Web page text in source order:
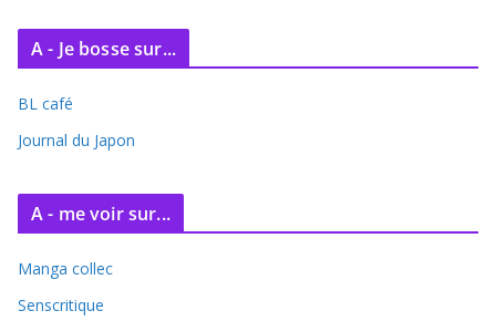
A - Je bosse sur...
BL café
Journal du Japon
A - me voir sur...
Manga collec
Senscritique